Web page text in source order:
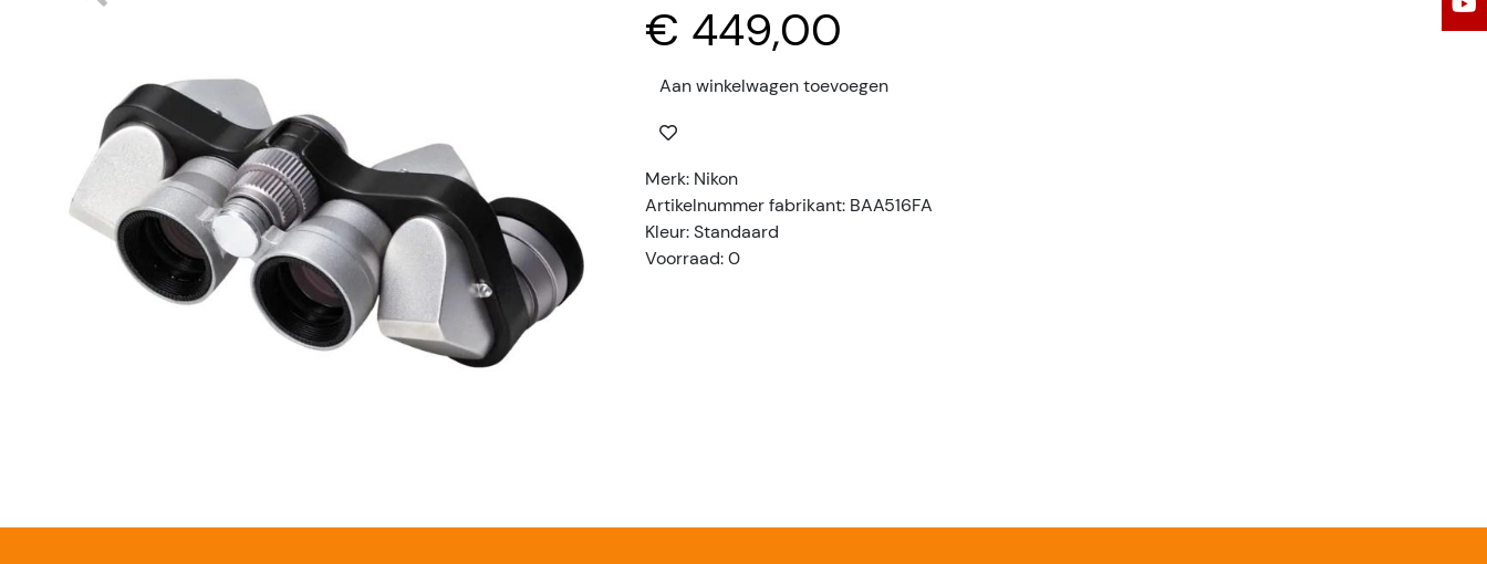
€ 449,00
Aan winkelwagen toevoegen
Merk: Nikon
Artikelnummer fabrikant: BAA516FA
Kleur: Standaard
Voorraad: 0